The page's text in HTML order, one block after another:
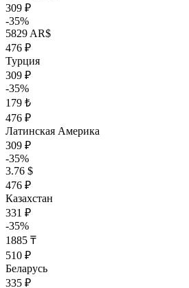
309 ₽
-35%
5829 AR$
476 ₽
Турция
309 ₽
-35%
179 ₺
476 ₽
Латинская Америка
309 ₽
-35%
3.76 $
476 ₽
Казахстан
331 ₽
-35%
1885 ₸
510 ₽
Беларусь
335 ₽